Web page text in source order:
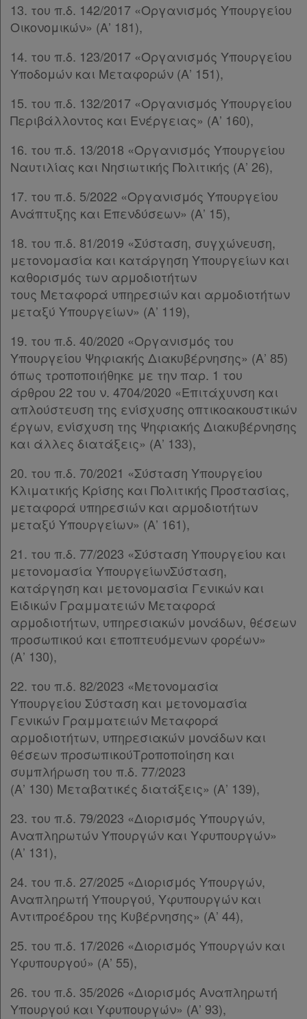
13. του π.δ. 142/2017 «Οργανισμός Υπουργείου
Οικονομικών» (Α’ 181),
14. του π.δ. 123/2017 «Οργανισμός Υπουργείου
Υποδομών και Μεταφορών (Α’ 151),
15. του π.δ. 132/2017 «Οργανισμός Υπουργείου
Περιβάλλοντος και Ενέργειας» (Α’ 160),
16. του π.δ. 13/2018 «Οργανισμός Υπουργείου
Ναυτιλίας και Νησιωτικής Πολιτικής (Α’ 26),
17. του π.δ. 5/2022 «Οργανισμός Υπουργείου
Ανάπτυξης και Επενδύσεων» (Α’ 15),
18. του π.δ. 81/2019 «Σύσταση, συγχώνευση,
μετονομασία και κατάργηση Υπουργείων και
καθορισμός των αρμοδιοτήτων
τους Μεταφορά υπηρεσιών και αρμοδιοτήτων
μεταξύ Υπουργείων» (Α’ 119),
19. του π.δ. 40/2020 «Οργανισμός του
Υπουργείου Ψηφιακής Διακυβέρνησης» (Α’ 85)
όπως τροποποιήθηκε με την παρ. 1 του
άρθρου 22 του ν. 4704/2020 «Επιτάχυνση και
απλούστευση της ενίσχυσης οπτικοακουστικών
έργων, ενίσχυση της Ψηφιακής Διακυβέρνησης
και άλλες διατάξεις» (Α’ 133),
20. του π.δ. 70/2021 «Σύσταση Υπουργείου
Κλιματικής Κρίσης και Πολιτικής Προστασίας,
μεταφορά υπηρεσιών και αρμοδιοτήτων
μεταξύ Υπουργείων» (Α’ 161),
21. του π.δ. 77/2023 «Σύσταση Υπουργείου και
μετονομασία ΥπουργείωνΣύσταση,
κατάργηση και μετονομασία Γενικών και
Ειδικών Γραμματειών Μεταφορά
αρμοδιοτήτων, υπηρεσιακών μονάδων, θέσεων
προσωπικού και εποπτευόμενων φορέων»
(Α’ 130),
22. του π.δ. 82/2023 «Μετονομασία
Υπουργείου Σύσταση και μετονομασία
Γενικών Γραμματειών Μεταφορά
αρμοδιοτήτων, υπηρεσιακών μονάδων και
θέσεων προσωπικούΤροποποίηση και
συμπλήρωση του π.δ. 77/2023
(Α’ 130) Μεταβατικές διατάξεις» (Α’ 139),
23. του π.δ. 79/2023 «Διορισμός Υπουργών,
Αναπληρωτών Υπουργών και Υφυπουργών»
(Α’ 131),
24. του π.δ. 27/2025 «Διορισμός Υπουργών,
Αναπληρωτή Υπουργού, Υφυπουργών και
Αντιπροέδρου της Κυβέρνησης» (Α’ 44),
25. του π.δ. 17/2026 «Διορισμός Υπουργών και
Υφυπουργού» (Α’ 55),
26. του π.δ. 35/2026 «Διορισμός Αναπληρωτή
Υπουργού και Υφυπουργών» (Α’ 93),